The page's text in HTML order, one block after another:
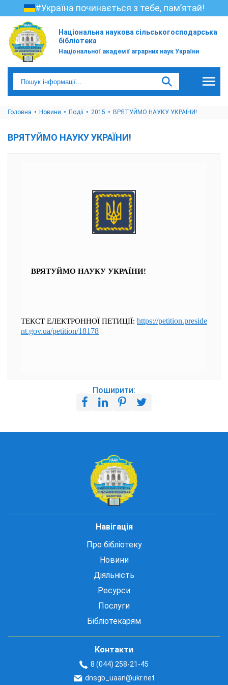
#Україна починається з тебе, пам’ятай!
Національна наукова сільськогосподарська
бібліотека
Національної академії аграрних наук України
Головна Новини Події 2015 ВРЯТУЙМО НАУКУ УКРАЇНИ!
ВРЯТУЙМО НАУКУ УКРАЇНИ!
ВРЯТУЙМО НАУКУ УКРАЇНИ!
ТЕКСТ ЕЛЕКТРОННОЇ ПЕТИЦІЇ: https://petition.preside
nt.gov.ua/petition/18178
Поширити:
Навігація
Про бібліотеку
Новини
Діяльність
Ресурси
Послуги
Бібліотекарям
Контакти
8 (044) 258-21-45
dnsgb_uaan@ukr.net